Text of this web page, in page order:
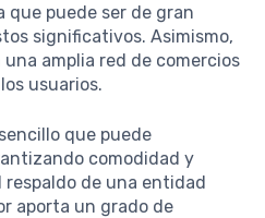
que puede ser de gran
significativos. Asimismo,
amplia red de comercios
usuarios.
que puede
comodidad y
respaldo de una entidad
aporta un grado de